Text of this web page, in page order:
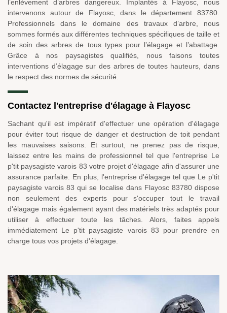
l’enlèvement d’arbres dangereux. Implantés à Flayosc, nous
intervenons autour de Flayosc, dans le département 83780.
Professionnels dans le domaine des travaux d’arbre, nous
sommes formés aux différentes techniques spécifiques de taille et
de soin des arbres de tous types pour l’élagage et l’abattage.
Grâce à nos paysagistes qualifiés, nous faisons toutes
interventions d’élagage sur des arbres de toutes hauteurs, dans
le respect des normes de sécurité.
Contactez l'entreprise d'élagage à Flayosc
Sachant qu'il est impératif d'effectuer une opération d'élagage
pour éviter tout risque de danger et destruction de toit pendant
les mauvaises saisons. Et surtout, ne prenez pas de risque,
laissez entre les mains de professionnel tel que l'entreprise Le
p'tit paysagiste varois 83 votre projet d'élagage afin d'assurer une
assurance parfaite. En plus, l'entreprise d'élagage tel que Le p'tit
paysagiste varois 83 qui se localise dans Flayosc 83780 dispose
non seulement des experts pour s'occuper tout le travail
d'élagage mais également ayant des matériels très adaptés pour
utiliser à effectuer toute les tâches. Alors, faites appels
immédiatement Le p'tit paysagiste varois 83 pour prendre en
charge tous vos projets d'élagage.